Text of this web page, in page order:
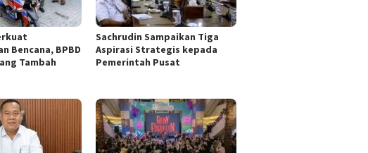
Bencana, BPBD
Tambah
Sachrudin Sampaikan Tiga
Aspirasi Strategis kepada
Pemerintah Pusat